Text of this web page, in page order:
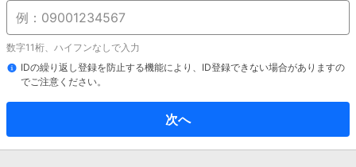
数字11桁、ハイフンなしで入力
IDの繰り返し登録を防止する機能により、ID登録できない場合がありますの
でご注意ください。
次へ